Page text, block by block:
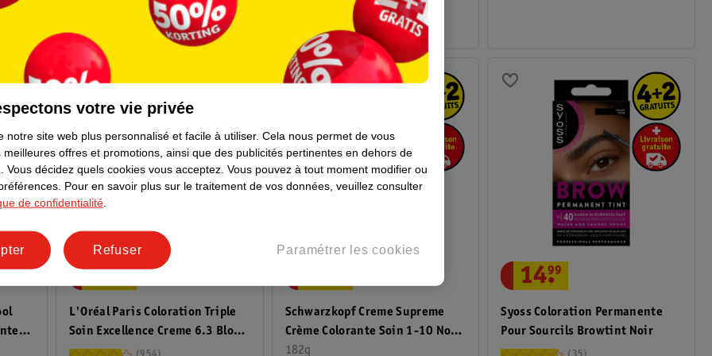
L'Oréal Paris Coloration Triple
Soin Excellence Creme 6.3 Blond
Doré Foncé
14.
99
Schwarzkopf Creme Supreme
Crème Colorante Soin 1-10 Noir
Naturel
182g
Syoss Coloration Permanente
Pour Sourcils Browtint Noir
14.
99
votre vie privée
notre site web plus personnalisé et facile à utiliser. Cela nous permet de vous
meilleures offres et promotions, ainsi que des publicités pertinentes en dehors de
Vous décidez quels cookies vous acceptez. Vous pouvez à tout moment modifier ou
Pour en savoir plus sur le traitement de vos données, veuillez consulter
de confidentialité
Paramétrer les cookies
Refuser